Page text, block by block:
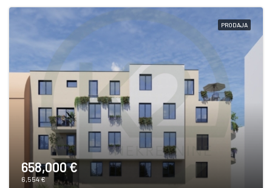
PRODAJA
658,000 €
6,554 €